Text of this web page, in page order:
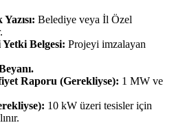
Belediye veya İl Özel
Belgesi: Projeyi imzalayan
Raporu (Gerekliyse): 1 MW ve
10 kW üzeri tesisler için